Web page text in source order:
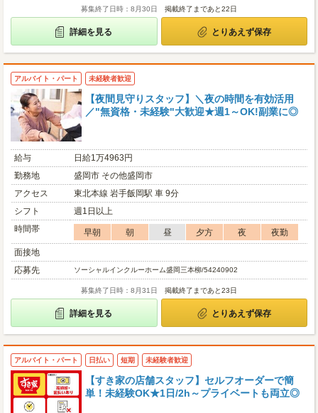
募集終了日時：8月30日 掲載終了まであと22日
詳細を見る とりあえず保存
アルバイト・パート 未経験者歓迎
【夜間見守りスタッフ】＼夜の時間を有効活用
／"無資格・未経験"大歓迎★週1～OK!副業に◎
給与
日給1万4963円
勤務地
盛岡市 その他盛岡市
アクセス
東北本線 岩手飯岡駅 車 9分
シフト
週1日以上
時間帯
早朝 朝 昼 夕方 夜
夜勤
面接地
応募先
ソーシャルインクルーホーム盛岡三本柳/54240902
募集終了日時：8月31日 掲載終了まであと23日
詳細を見る とりあえず保存
アルバイト・パート 日払い 短期 未経験者歓迎
【すき家の店舗スタッフ】セルフオーダーで簡
単！未経験OK★1日/2h～プライベートも両立◎